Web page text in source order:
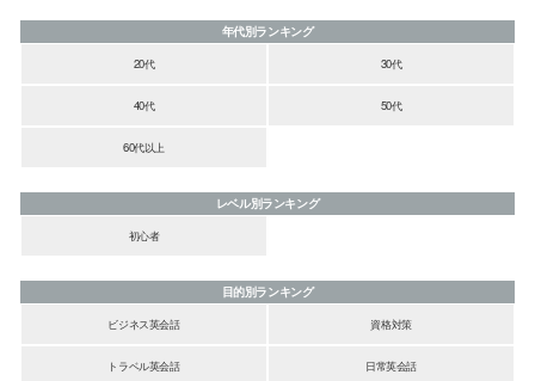
年代別ランキング
20代
30代
40代 50代
60代以上
レベル別ランキング
初心者
目的別ランキング
ビジネス英会話
資格対策
トラベル英会話 日常英会話